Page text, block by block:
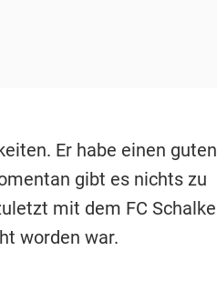
Er habe einen
gibt es nichts zu
mit dem FC
worden war.